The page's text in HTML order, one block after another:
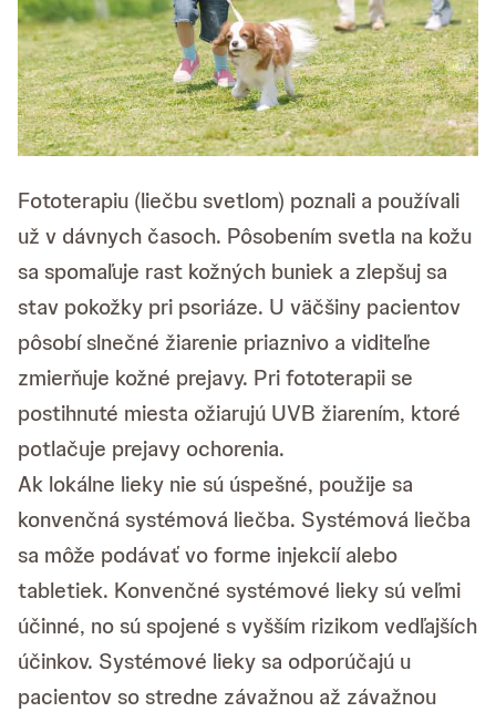
Fototerapiu (liečbu svetlom) poznali a používali
už v dávnych časoch. Pôsobením svetla na kožu
sa spomaľuje rast kožných buniek a zlepšuj sa
stav pokožky pri psoriáze. U väčšiny pacientov
pôsobí slnečné žiarenie priaznivo a viditeľne
zmierňuje kožné prejavy. Pri fototerapii se
postihnuté miesta ožiarujú UVB žiarením, ktoré
potlačuje prejavy ochorenia.
Ak lokálne lieky nie sú úspešné, použije sa
konvenčná systémová liečba. Systémová liečba
sa môže podávať vo forme injekcií alebo
tabletiek. Konvenčné systémové lieky sú veľmi
účinné, no sú spojené s vyšším rizikom vedľajších
účinkov. Systémové lieky sa odporúčajú u
pacientov so stredne závažnou až závažnou